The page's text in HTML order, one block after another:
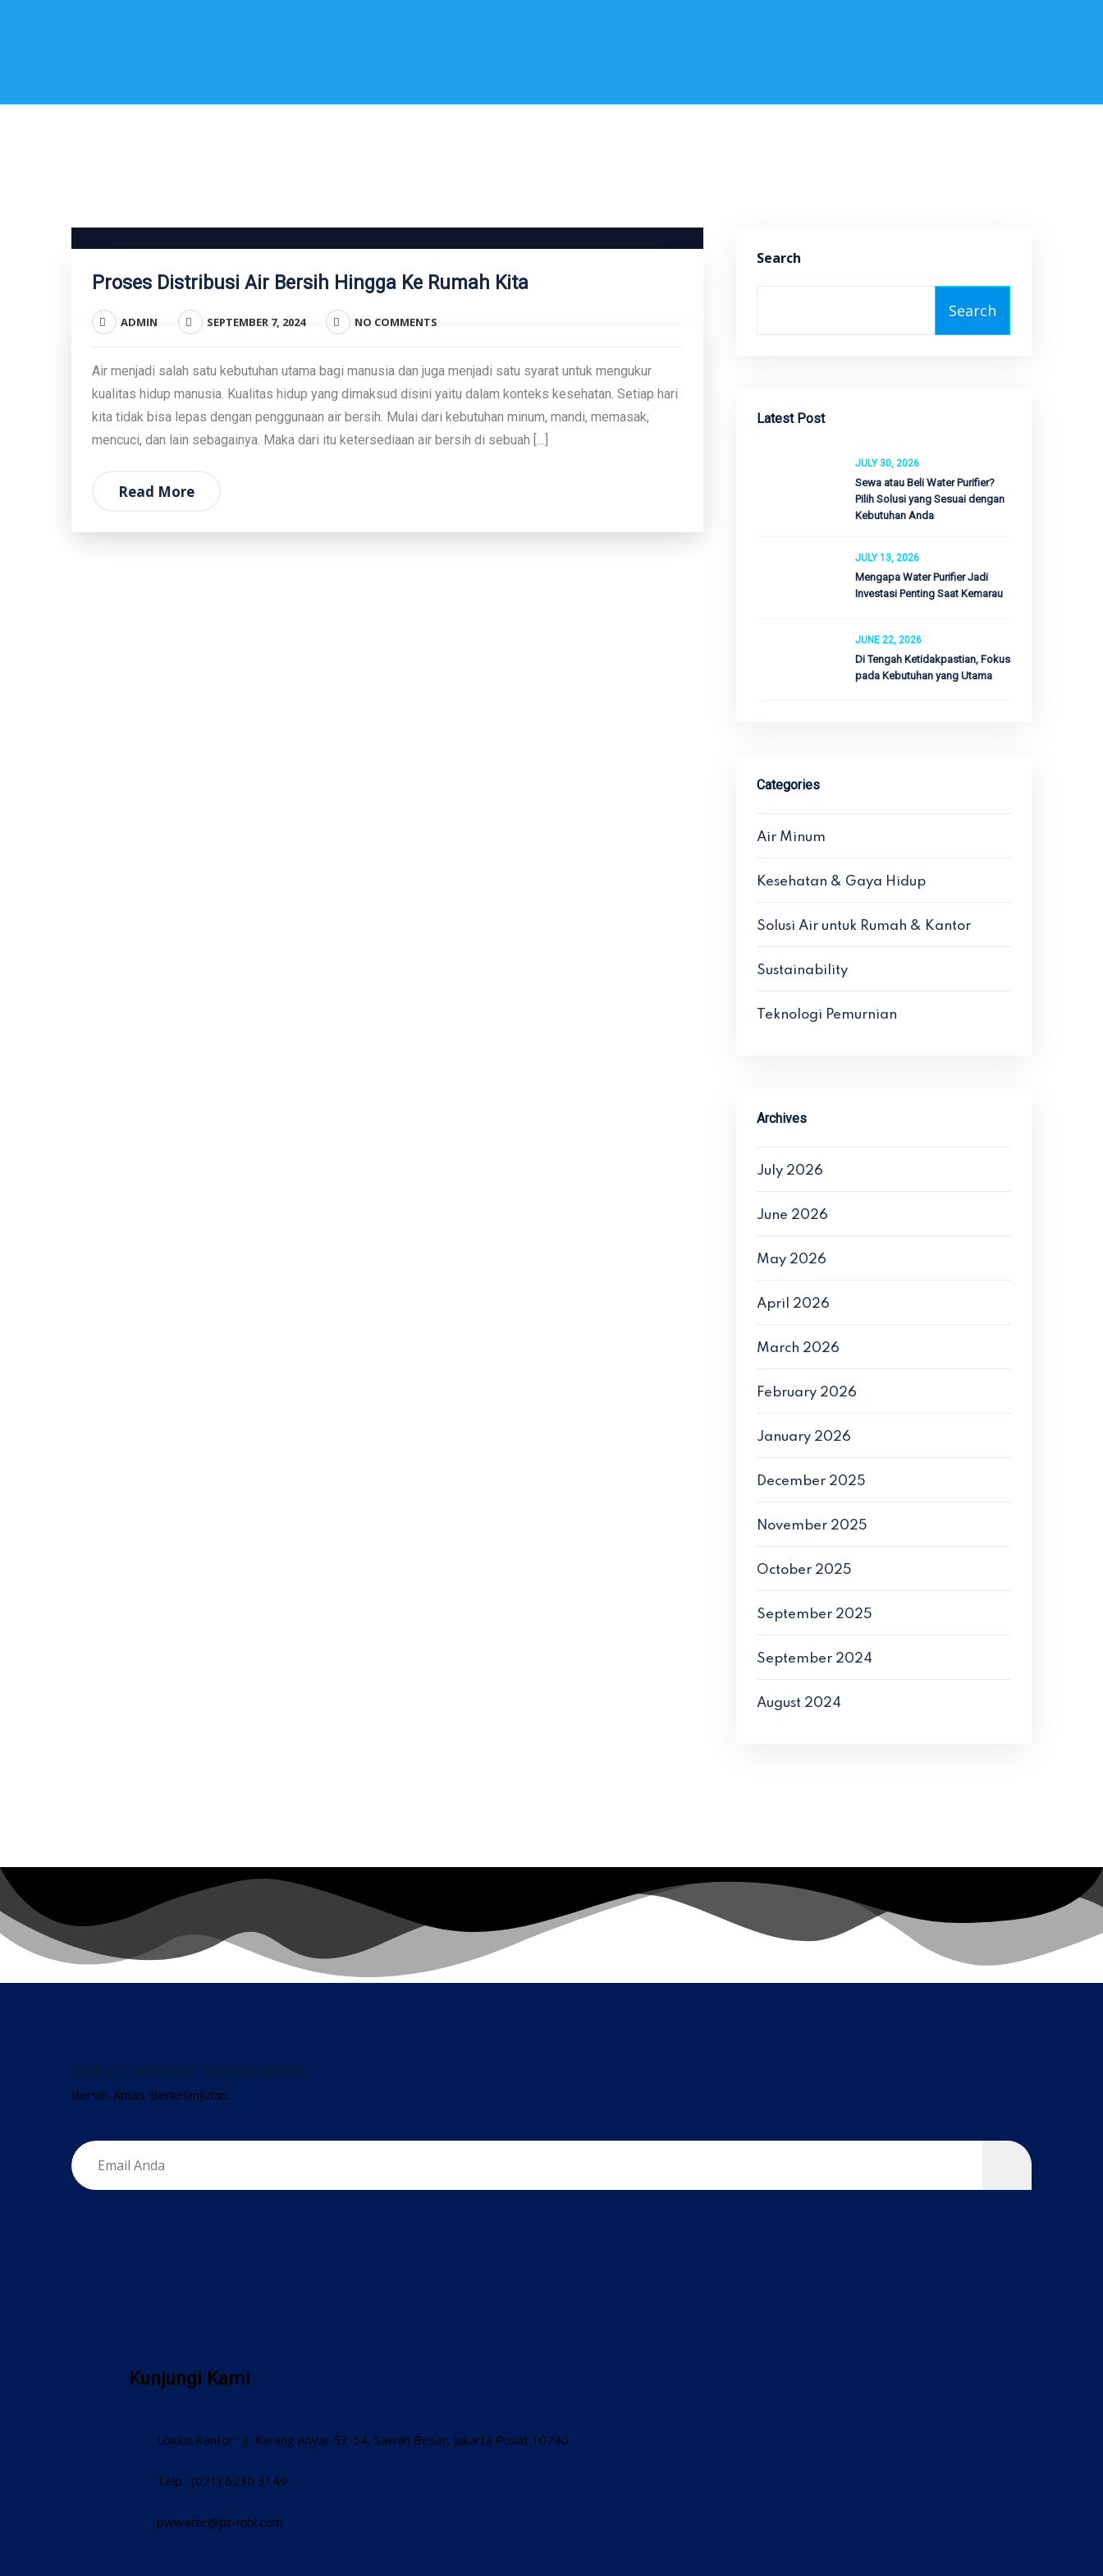
Proses Distribusi Air Bersih Hingga Ke Rumah Kita
ADMIN SEPTEMBER 7, 2024 NO COMMENTS
Air menjadi salah satu kebutuhan utama bagi manusia dan juga menjadi satu syarat untuk mengukur
kualitas hidup manusia. Kualitas hidup yang dimaksud disini yaitu dalam konteks kesehatan. Setiap hari
kita tidak bisa lepas dengan penggunaan air bersih. Mulai dari kebutuhan minum, mandi, memasak,
mencuci, dan lain sebagainya. Maka dari itu ketersediaan air bersih di sebuah […]
Read More
Search
Search
Latest Post
JULY 30, 2026
Sewa atau Beli Water Purifier?
Pilih Solusi yang Sesuai dengan
Kebutuhan Anda
JULY 13, 2026
Mengapa Water Purifier Jadi
Investasi Penting Saat Kemarau
JUNE 22, 2026
Di Tengah Ketidakpastian, Fokus
pada Kebutuhan yang Utama
Categories
Air Minum
Kesehatan & Gaya Hidup
Solusi Air untuk Rumah & Kantor
Sustainability
Teknologi Pemurnian
Archives
July 2026
June 2026
May 2026
April 2026
March 2026
February 2026
January 2026
December 2025
November 2025
October 2025
September 2025
September 2024
August 2024
Setiap tetes air punya cerita.
Bersih. Aman. Berkelanjutan.
Kunjungi Kami
Lokasi Kantor : Jl. Karang Anyar 53-54, Sawah Besar, Jakarta Pusat 10740
Telp : (021) 6230 3149
pwwater@pt-mbi.com